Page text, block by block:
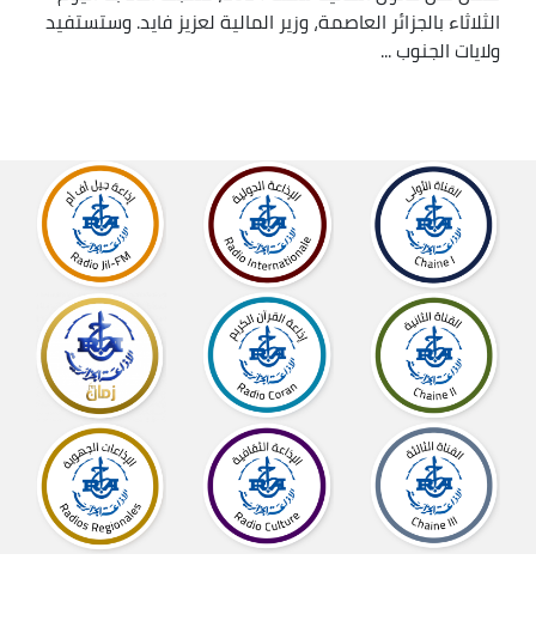
الثلاثاء بالجزائر العاصمة، وزير المالية لعزيز فايد. وستستفيد
ولايات الجنوب ...